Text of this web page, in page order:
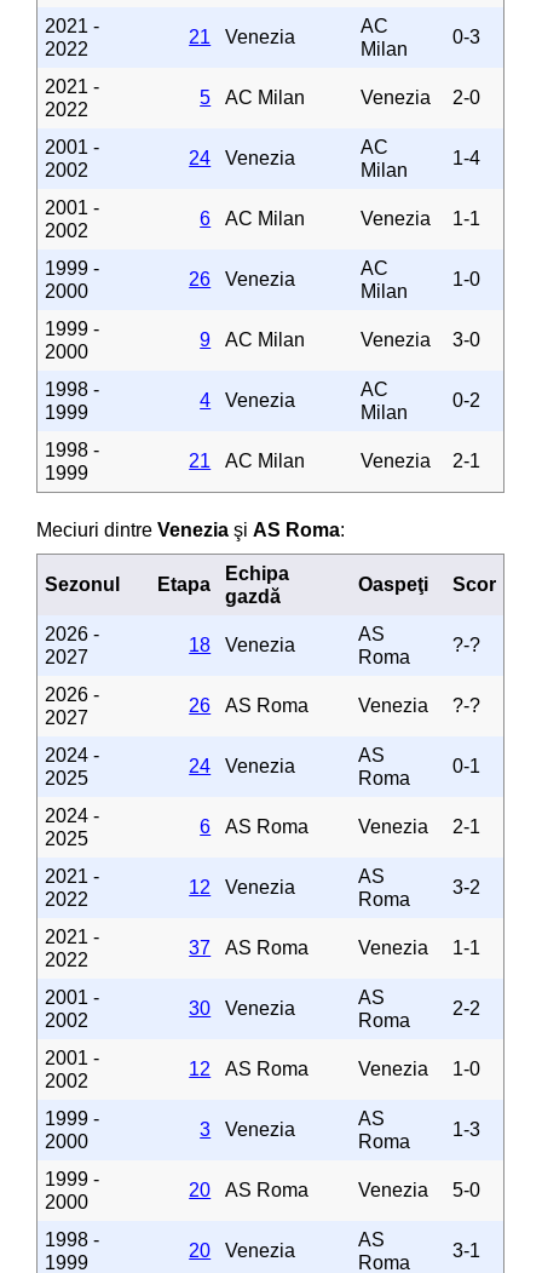
2021 -
2022
21 Venezia
AC
Milan
0-3
2021 -
2022
5 AC Milan Venezia 2-0
2001 -
2002
24 Venezia
AC
Milan
1-4
2001 -
2002
6 AC Milan Venezia 1-1
1999 -
2000
26 Venezia
AC
Milan
1-0
1999 -
2000
9 AC Milan Venezia 3-0
1998 -
1999
4 Venezia
AC
Milan
0-2
1998 -
1999
21 AC Milan Venezia 2-1
Meciuri dintreVenezia şiAS Roma:
Sezonul Etapa
Echipa
gazdă
Oaspeţi Scor
2026 -
2027
18 Venezia
AS
Roma
?-?
2026 -
2027
26 AS Roma Venezia ?-?
2024 -
2025
24 Venezia
AS
Roma
0-1
2024 -
2025
6 AS Roma Venezia 2-1
2021 -
2022
12 Venezia
AS
Roma
3-2
2021 -
2022
37 AS Roma Venezia 1-1
2001 -
2002
30 Venezia
AS
Roma
2-2
2001 -
2002
12 AS Roma Venezia 1-0
1999 -
2000
3 Venezia
AS
Roma
1-3
1999 -
2000
20 AS Roma Venezia 5-0
1998 -
1999
20 Venezia
AS
Roma
3-1